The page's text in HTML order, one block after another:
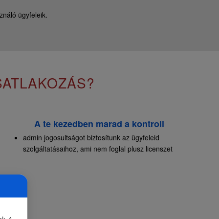
ügyfeleik.
A te kezedben marad a kontroll
admin jogosultságot biztosítunk az ügyfeleid
szolgáltatásaihoz, ami nem foglal plusz licenszet